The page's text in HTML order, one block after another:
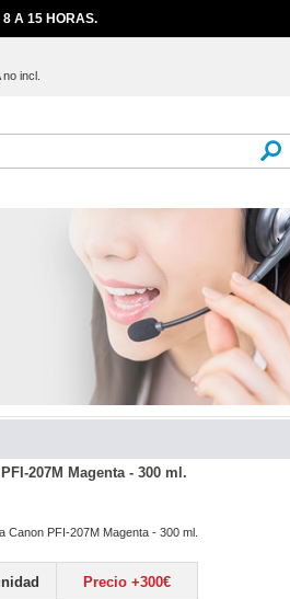
8 A 15 HORAS.
incl.
207M Magenta - 300 ml.
Canon PFI-207M Magenta - 300 ml.
Precio +300€